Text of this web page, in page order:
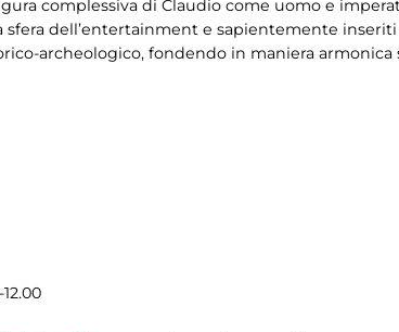
complessiva di Claudio come uomo e
dell’entertainment e sapientemente
archeologico, fondendo in maniera armonica